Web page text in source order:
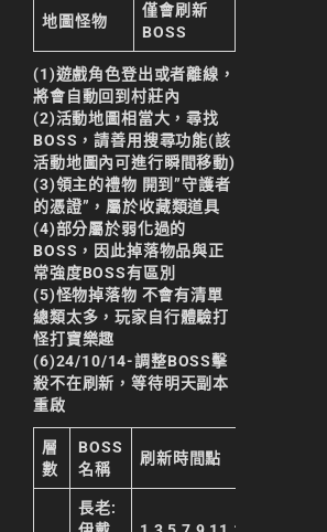
地圖怪物
僅會刷新
BOSS
(1)遊戲角色登出或者離線，
將會自動回到村莊內
(2)活動地圖相當大，尋找
BOSS，請善用搜尋功能(該
活動地圖內可進行瞬間移動)
(3)領主的禮物 開到”守護者
的憑證”，屬於收藏類道具
(4)部分屬於弱化過的
BOSS，因此掉落物品與正
常強度BOSS有區別
(5)怪物掉落物 不會有清單
總類太多，玩家自行體驗打
怪打寶樂趣
(6)24/10/14-調整BOSS擊
殺不在刷新，等待明天副本
重啟
層
數
BOSS
名稱
刷新時間點
長老: